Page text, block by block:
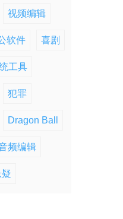
视频编辑
软件 喜剧
工具
犯罪
Dragon Ball
频编辑